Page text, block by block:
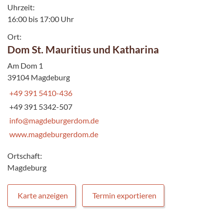
Uhrzeit:
16:00 bis 17:00 Uhr
Ort:
Dom St. Mauritius und Katharina
Am Dom 1
39104 Magdeburg
+49 391 5410-436
+49 391 5342-507
info@magdeburgerdom.de
www.magdeburgerdom.de
Ortschaft:
Magdeburg
Karte anzeigen Termin exportieren